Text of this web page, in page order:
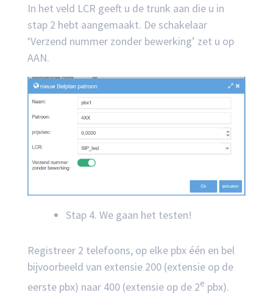
In het veld LCR geeft u de trunk aan die u in
stap 2 hebt aangemaakt. De schakelaar
‘Verzend nummer zonder bewerking’ zet u op
AAN.
Stap 4. We gaan het testen!
Registreer 2 telefoons, op elke pbx één en bel
bijvoorbeeld van extensie 200 (extensie op de
eerste pbx) naar 400 (extensie op de 2e pbx).